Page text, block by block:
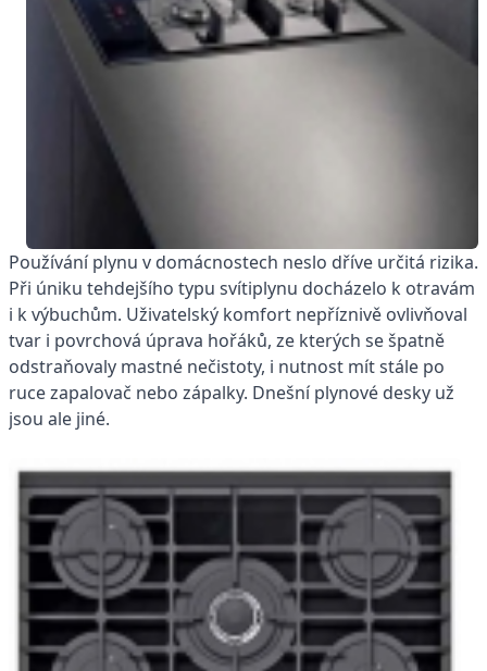
Používání plynu v domácnostech neslo dříve určitá rizika.
Při úniku tehdejšího typu svítiplynu docházelo k otravám
i k výbuchům. Uživatelský komfort nepříznivě ovlivňoval
tvar i povrchová úprava hořáků, ze kterých se špatně
odstraňovaly mastné nečistoty, i nutnost mít stále po
ruce zapalovač nebo zápalky. Dnešní plynové desky už
jsou ale jiné.